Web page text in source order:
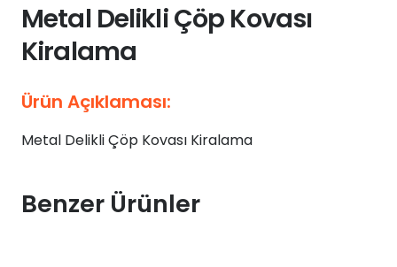
Metal Delikli Çöp Kovası
Kiralama
Ürün Açıklaması:
Metal Delikli Çöp Kovası Kiralama
Benzer Ürünler